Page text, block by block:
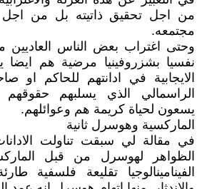
من اجل تحقيق ذاتيته بل من اجل
مجتمعه.
وحتى اغتراب بعض الناس العاديين
نفسيا بشزروفينيا مرضية هم ايضا
الايجابية في ادانتهم للحاكم او
الراسمالي الذي يسلبهم
يسعون لحياة كريمة هم وعوائلهم.
الماركسية وهوسرل ثانية
في مقالة لي سبقت تناولت
الظواهر لهوسرل من قبل
الفينامينالوجيا تقليعة فلسفية